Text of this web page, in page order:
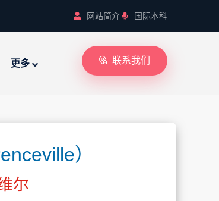
网站简介 国际本科
更多 联系我们
）
尔